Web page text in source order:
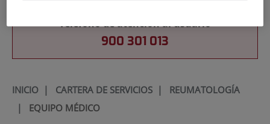
Teléfono de atención al usuario
900 301 013
INICIO| CARTERA DE SERVICIOS| REUMATOLOGÍA
| EQUIPO MÉDICO